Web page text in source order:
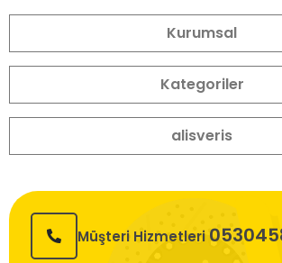
Kurumsal
Kategoriler
alisveris
Müşteri Hizmetleri